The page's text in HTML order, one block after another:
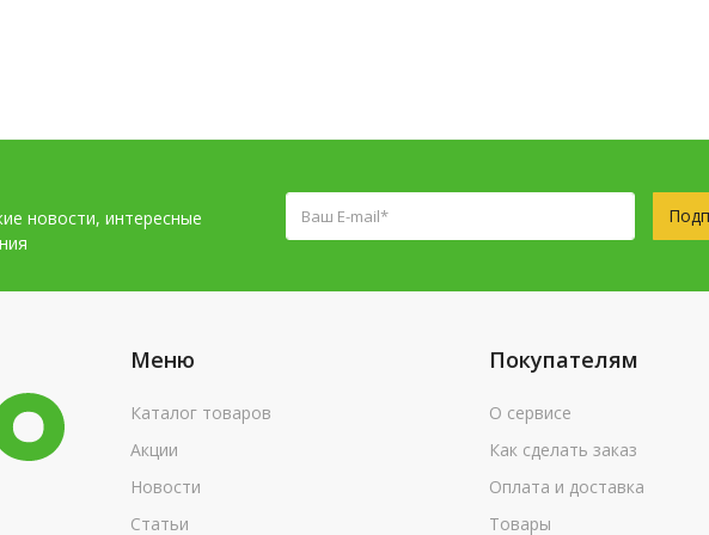
новости, интересные
Меню
Каталог товаров
Акции
Новости
Статьи
Покупателям
О сервисе
Как сделать заказ
Оплата и доставка
Товары